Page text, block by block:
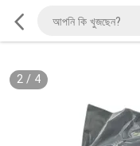
2/ 4